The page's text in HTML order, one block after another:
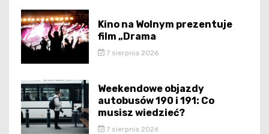
Kino na Wolnym prezentuje
film „Drama
7 sierpnia 2026
Weekendowe objazdy
autobusów 190 i 191: Co
musisz wiedzieć?
7 sierpnia 2026